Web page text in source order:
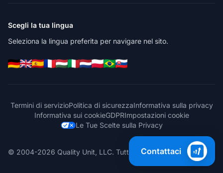
Scegli la tua lingua
Seleziona la lingua preferita per navigare nel sito.
Termini di servizioPolitica di sicurezzaInformativa sulla privacy
Informativa sui cookieGDPRImpostazioni cookie
Le Tue Scelte sulla Privacy
© 2004-2026 Quality Unit, LLC. Tutti i diritti riservati.
Contattaci